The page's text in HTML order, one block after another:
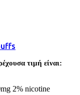
τιμή είναι:
2% nicotine